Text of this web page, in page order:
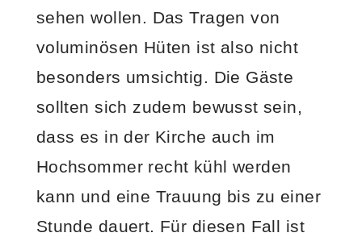
sehen wollen. Das Tragen von
voluminösen Hüten ist also nicht
besonders umsichtig. Die Gäste
sollten sich zudem bewusst sein,
dass es in der Kirche auch im
Hochsommer recht kühl werden
kann und eine Trauung bis zu einer
Stunde dauert. Für diesen Fall ist